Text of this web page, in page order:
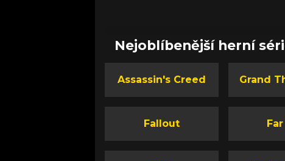
Nejoblíbenější herní
Assassin's Creed Grand
Fallout